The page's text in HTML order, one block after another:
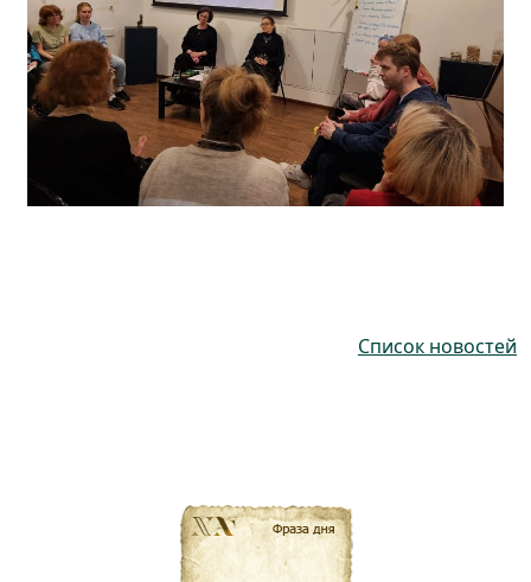
Список новостей